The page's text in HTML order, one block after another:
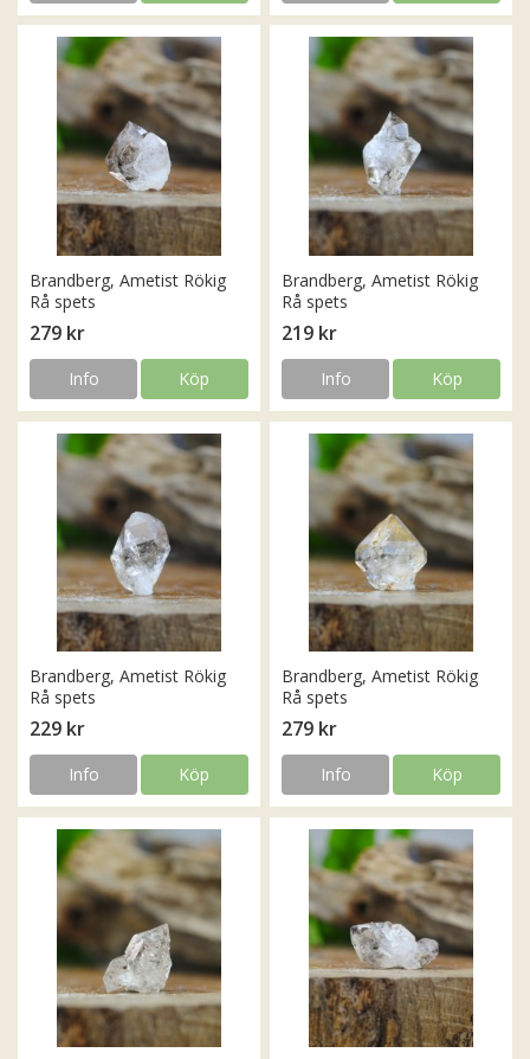
Brandberg, Ametist Rökig
Rå spets
279 kr
Info Köp
Brandberg, Ametist Rökig
Rå spets
219 kr
Info Köp
Brandberg, Ametist Rökig
Rå spets
229 kr
Info Köp
Brandberg, Ametist Rökig
Rå spets
279 kr
Info Köp